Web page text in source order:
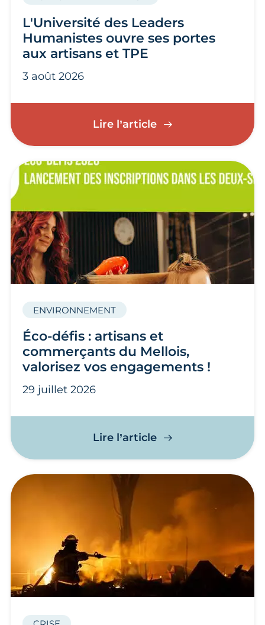
L'Université des Leaders
Humanistes ouvre ses portes
aux artisans et TPE
3 août 2026
Lire l’articleL'Université des
Éco-défis : artisans et
commerçants du Mellois,
valorisez vos engagements !
ENVIRONNEMENT
29 juillet 2026
Lire l’articleÉco-défis : artisans